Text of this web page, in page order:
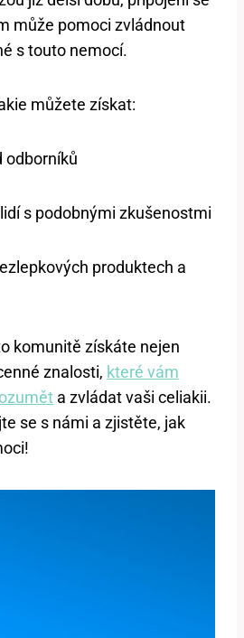
může pomoci zvládnout
s touto nemocí.
můžete získat:
odborníků
s podobnými zkušenostmi
produktech a
komunitě získáte nejen
znalosti, které vám
a zvládat vaši celiakii.
se s námi a zjistěte, jak